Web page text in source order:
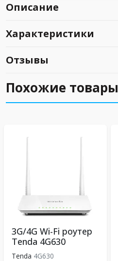
Описание
Характеристики
Отзывы
Похожие товары
3G/4G Wi-Fi роутер
Tenda 4G630
Tenda 4G630